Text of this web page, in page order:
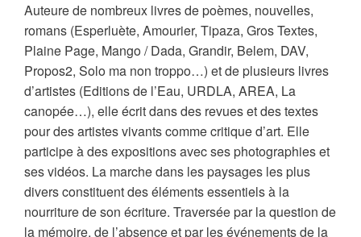
Auteure de nombreux livres de poèmes, nouvelles,
romans (Esperluète, Amourier, Tipaza, Gros Textes,
Plaine Page, Mango / Dada, Grandir, Belem, DAV,
Propos2, Solo ma non troppo…) et de plusieurs livres
d’artistes (Editions de l’Eau, URDLA, AREA, La
canopée…), elle écrit dans des revues et des textes
pour des artistes vivants comme critique d’art. Elle
participe à des expositions avec ses photographies et
ses vidéos. La marche dans les paysages les plus
divers constituent des éléments essentiels à la
nourriture de son écriture. Traversée par la question de
la mémoire, de l’absence et par les événements de la